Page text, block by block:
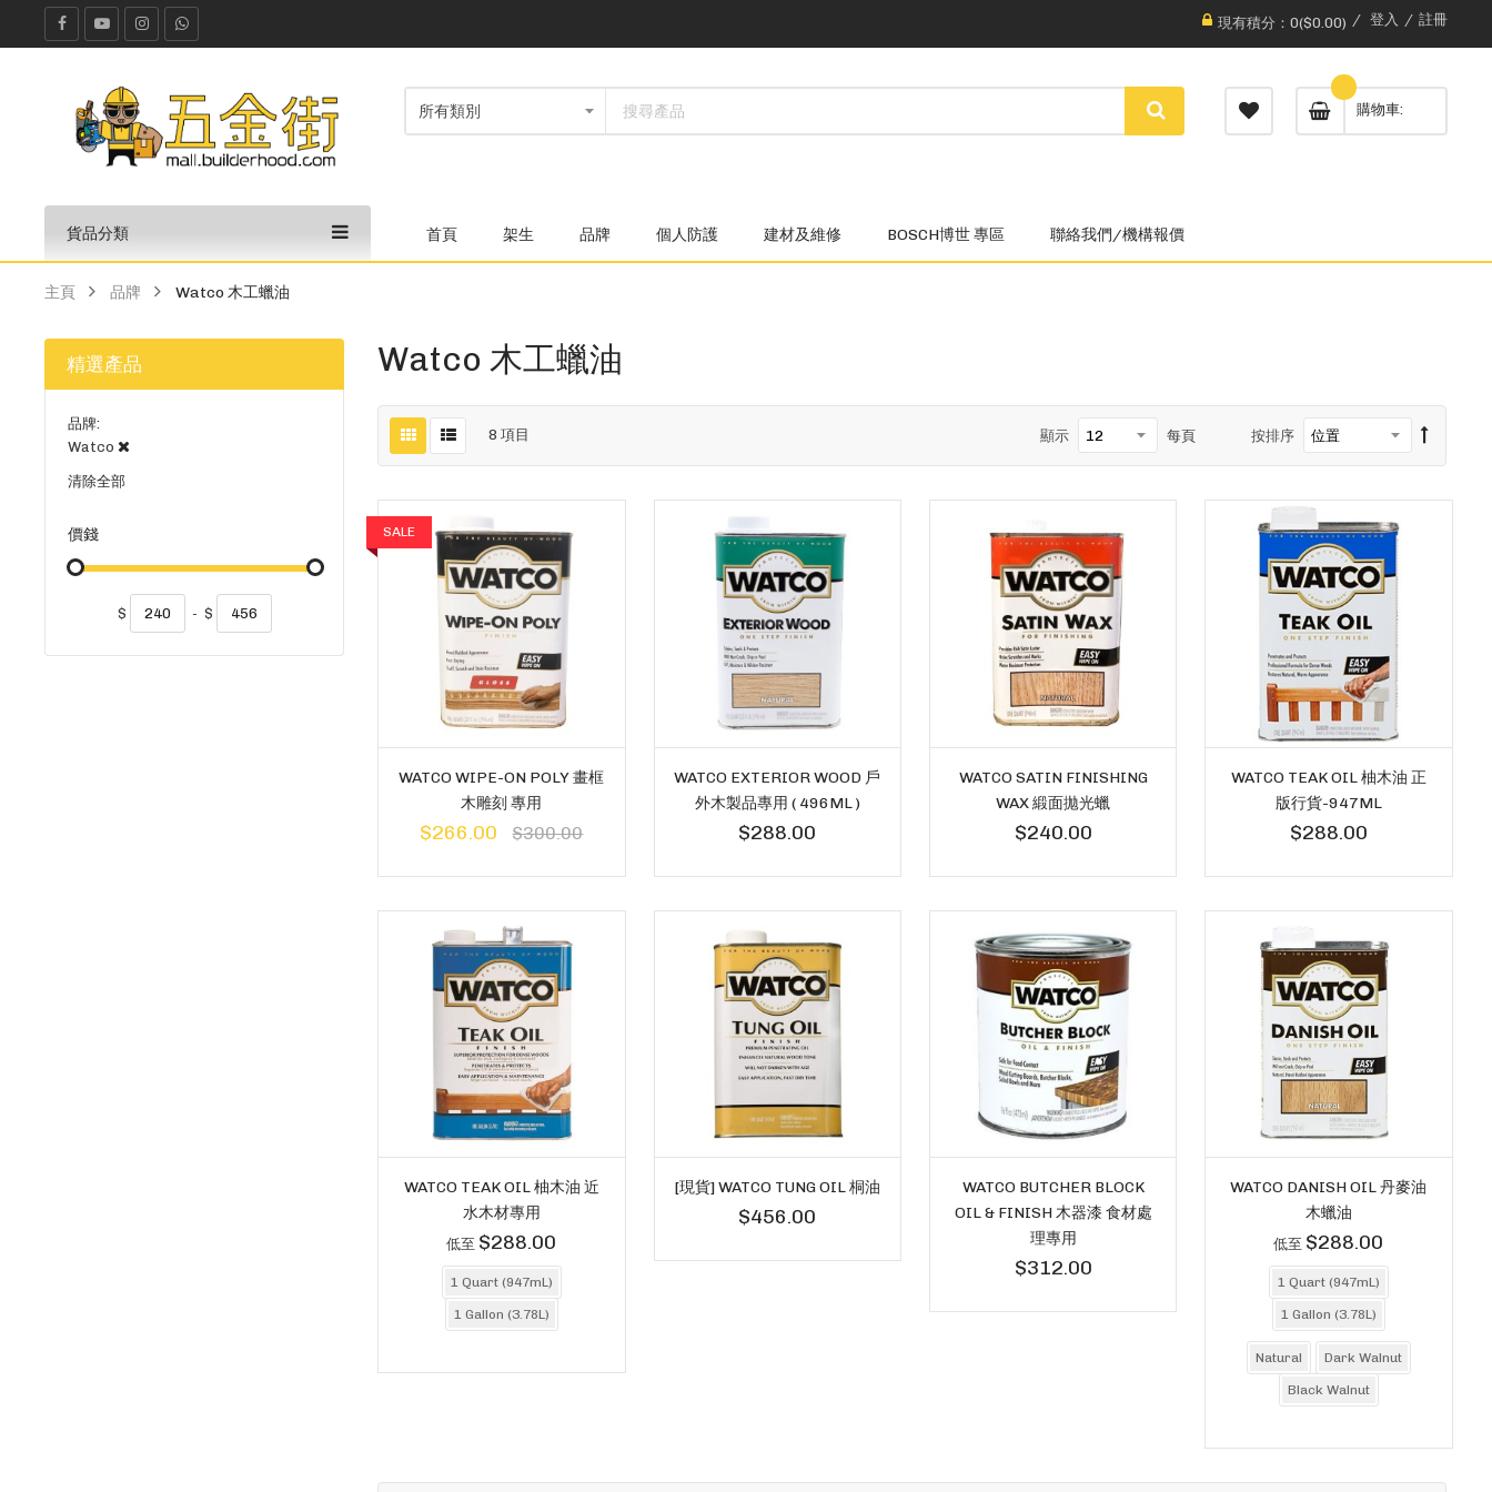
現有積分：0($0.00) 登入 註冊
購物車
貨品分類 首頁 架生 品牌 個人防護 建材及維修 BOSCH博世 專區 聯絡我們/機構報價
主頁 品牌 Watco 木工蠟油
Watco 木工蠟油
8 項目 按排序
顯示 每頁
SALE
WATCO WIPE-ON POLY 畫框
木雕刻 專用
$266.00 $300.00
WATCO EXTERIOR WOOD 戶
外木製品專用 ( 496ML )
$288.00
WATCO SATIN FINISHING
WAX 緞面拋光蠟
$240.00
WATCO TEAK OIL 柚木油 正
版行貨-947ML
$288.00
WATCO TEAK OIL 柚木油 近
水木材專用
低至 $288.00
1 Quart (947mL)
1 Gallon (3.78L)
[現貨] WATCO TUNG OIL 桐油
$456.00
WATCO BUTCHER BLOCK
OIL & FINISH 木器漆 食材處
理專用
$312.00
WATCO DANISH OIL 丹麥油
木蠟油
低至 $288.00
1 Quart (947mL)
1 Gallon (3.78L)
Natural Dark Walnut
Black Walnut
精選產品
品牌
Watco
清除全部
價錢
$ - $